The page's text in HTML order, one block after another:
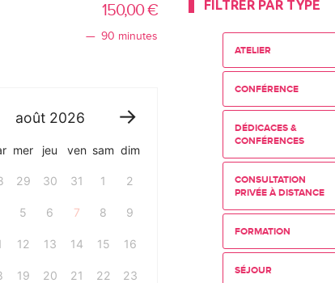
150,00€
90 minutes
août 2026
mer jeu ven sam dim
29 30 31 1 2
5 6 7 8 9
12 13 14 15 16
19 20 21 22 23
FILTRER PAR TYPE
ATELIER
CONFÉRENCE
DÉDICACES &
CONFÉRENCES
CONSULTATION
PRIVÉE À DISTANCE
FORMATION
SÉJOUR